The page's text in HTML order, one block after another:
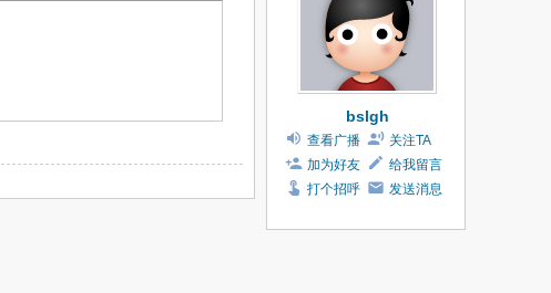
bslgh
查看广播
关注TA
加为好友
给我留言
打个招呼
发送消息